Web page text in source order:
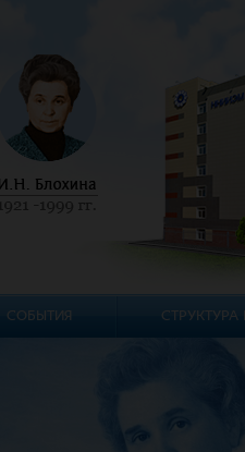
СОБЫТИЯ СТРУКТУРА